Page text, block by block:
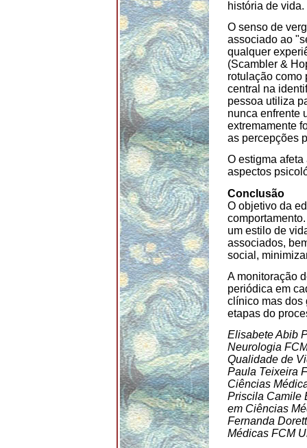
história de vida.
O senso de
associado ao
qualquer
(Scambler &
rotulação como
central na
pessoa utiliza
nunca enfrente
extremamente
as percepções
O estigma
aspectos
Conclusão
O objetivo da
um estilo de
associados,
social,
A monitoração
periódica em
clínico mas dos
etapas do
Elisabete Abib
Neurologia
Qualidade de
Paula Teixeira
Ciências
Priscila Camile
em Ciências
Fernanda
Médicas FCM